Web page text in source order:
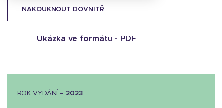
NAKOUKNOUT DOVNITŘ
Ukázka ve formátu - PDF
ROK VYDÁNÍ – 2023